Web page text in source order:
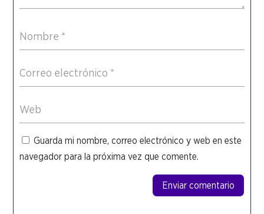
Guarda mi nombre, correo electrónico y web en este
navegador para la próxima vez que comente.
Enviar comentario